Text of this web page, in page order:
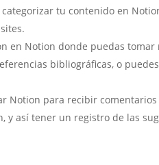
tu contenido en
en Notion donde puedas
bibliográficas, o
Notion para recibir
así tener un registro de las